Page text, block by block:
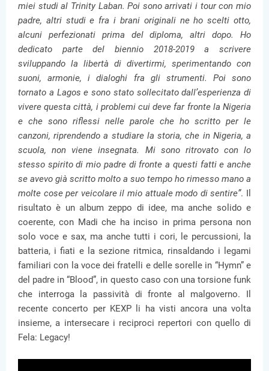
miei studi al Trinity Laban. Poi sono arrivati i tour con mio
padre, altri studi e fra i brani originali ne ho scelti otto,
alcuni perfezionati prima del diploma, altri dopo. Ho
dedicato parte del biennio 2018-2019 a scrivere
sviluppando la libertà di divertirmi, sperimentando con
suoni, armonie, i dialoghi fra gli strumenti. Poi sono
tornato a Lagos e sono stato sollecitato dall’esperienza di
vivere questa città, i problemi cui deve far fronte la Nigeria
e che sono riflessi nelle parole che ho scritto per le
canzoni, riprendendo a studiare la storia, che in Nigeria, a
scuola, non viene insegnata. Mi sono ritrovato con lo
stesso spirito di mio padre di fronte a questi fatti e anche
se avevo già scritto molto a suo tempo ho rimesso mano a
molte cose per veicolare il mio attuale modo di sentire”. Il
risultato è un album zeppo di idee, ma anche solido e
coerente, con Madi che ha inciso in prima persona non
solo voce e sax, ma anche tutti i cori, le percussioni, la
batteria, i fiati e la sezione ritmica, rinsaldando i legami
familiari con la voce dei fratelli e delle sorelle in “Hymn” e
del padre in “Blood”, in questo caso con una torsione funk
che interroga la passività di fronte al malgoverno. Il
recente concerto per KEXP li ha visti ancora una volta
insieme, a intersecare i reciproci repertori con quello di
Fela: Legacy!